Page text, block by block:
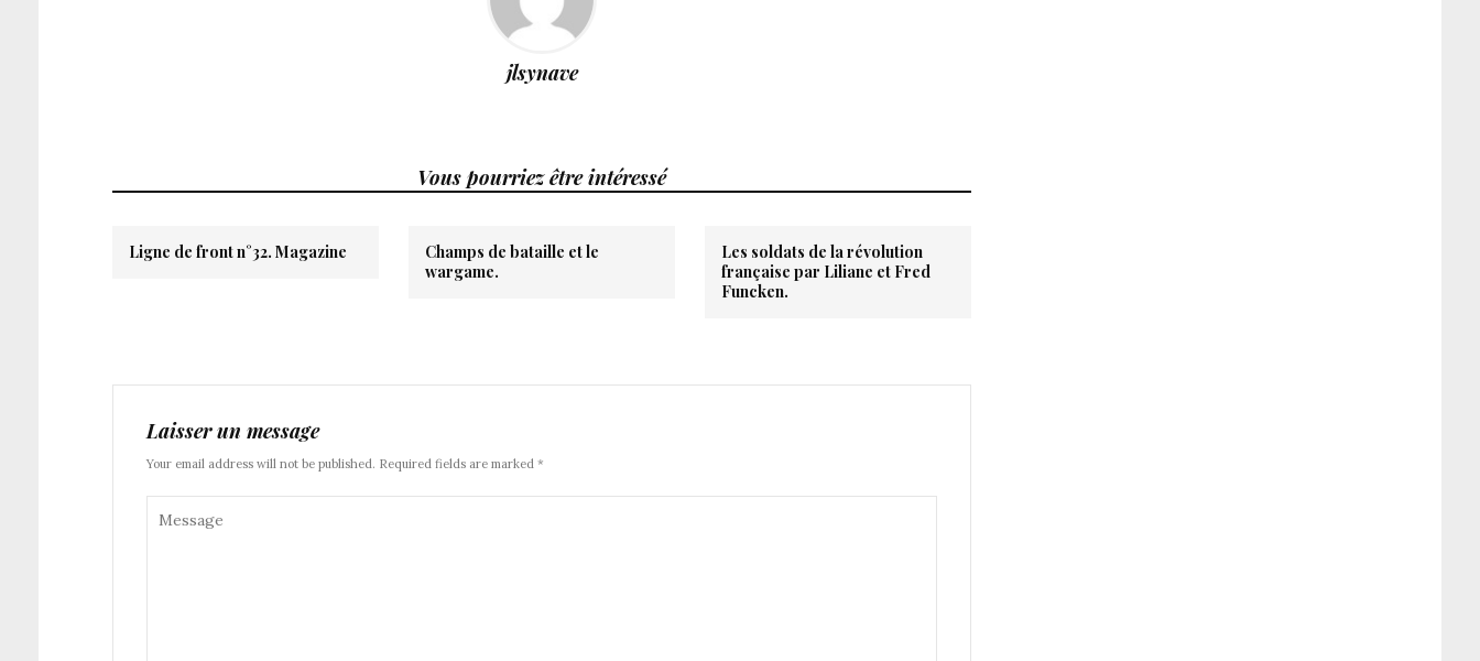
jlsynave
Vous pourriez être intéressé
Ligne de front n°32. Magazine
Champs de bataille et le
wargame.
Les soldats de la révolution
française par Liliane et Fred
Funcken.
Laisser un message
Your email address will not be published. Required fields are marked *